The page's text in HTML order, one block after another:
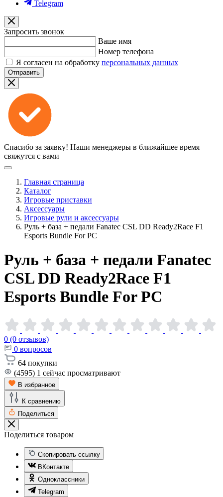
Telegram
Запросить звонок
Ваше имя
Номер телефона
Я согласен на обработку персональных данных
Отправить
Спасибо за заявку! Наши менеджеры в ближайшее время
свяжутся с вами
Главная страница
Каталог
Игровые приставки
Аксессуары
Игровые рули и аксессуары
Руль + база + педали Fanatec CSL DD Ready2Race F1
Esports Bundle For PC
Руль + база + педали Fanatec
CSL DD Ready2Race F1
Esports Bundle ForPC
0 (0 отзывов)
0 вопросов
64 покупки
(4595) 1 сейчас просматривают
В избранное
К сравнению
Поделиться
Поделиться товаром
Скопировать ссылку
ВКонтакте
Одноклассники
Telegram